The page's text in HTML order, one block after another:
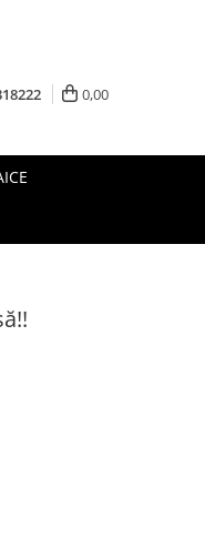
0,00